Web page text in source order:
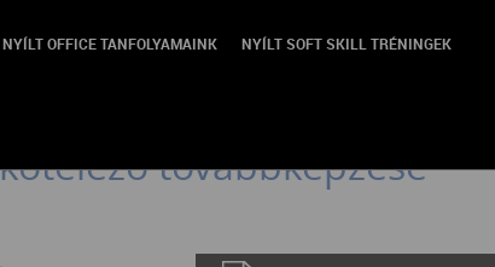
NYÍLT OFFICE TANFOLYAMAINK NYÍLT SOFT SKILL TRÉNINGEK
biztonságáért
továbbképzése